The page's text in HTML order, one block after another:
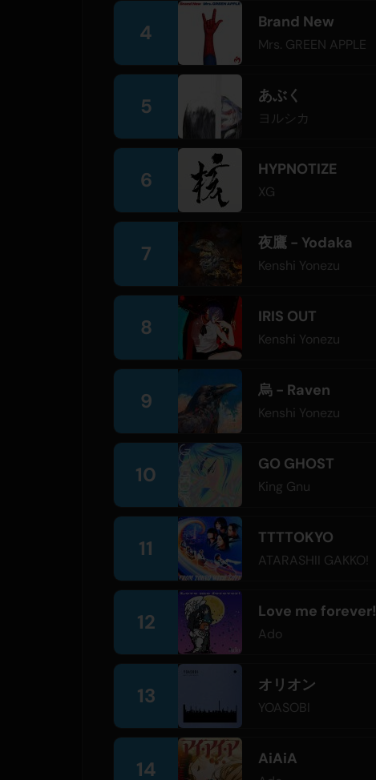
4 Brand New
Mrs. GREEN APPLE
5 あぶく
ヨルシカ
6 HYPNOTIZE
XG
7 夜鷹 - Yodaka
Kenshi Yonezu
8 IRIS OUT
Kenshi Yonezu
9 烏 - Raven
Kenshi Yonezu
10 GO GHOST
King Gnu
11 TTTTOKYO
ATARASHII GAKKO!
12 Love me forever!
Ado
13 オリオン
YOASOBI
14 AiAiA